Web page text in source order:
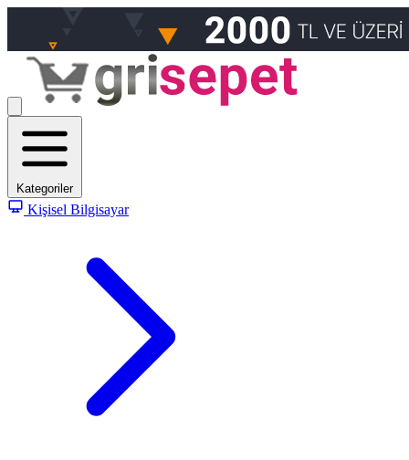
Kategoriler
Kişisel Bilgisayar